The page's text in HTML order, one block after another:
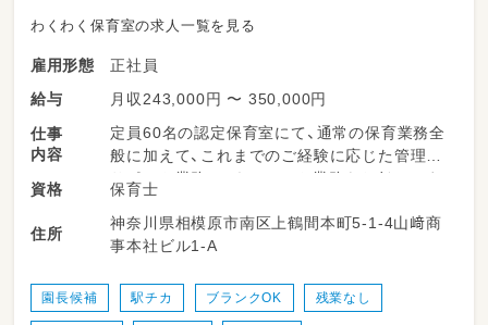
わくわく保育室の求人一覧を見る
雇用形態
正社員
給与
月収243,000円 〜 350,000円
仕事
内容
定員60名の認定保育室にて、通常の保育業務全
般に加えて、これまでのご経験に応じた管理職
サポート業務・マネジメント業務をお任せしま
す。
【共通する保育業務】
ュニケーション
・日々の保育活動の実施（お散歩の引率、室内遊
資格 保育士
住所
神奈川県相模原市南区上鶴間本町5-1-4山﨑商
事本社ビル1-A
園長候補 駅チカ ブランクOK 残業なし